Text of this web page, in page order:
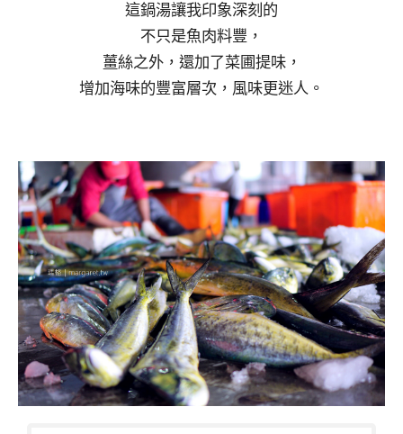
這鍋湯讓我印象深刻的
不只是魚肉料豐，
薑絲之外，還加了菜圃提味，
增加海味的豐富層次，風味更迷人。